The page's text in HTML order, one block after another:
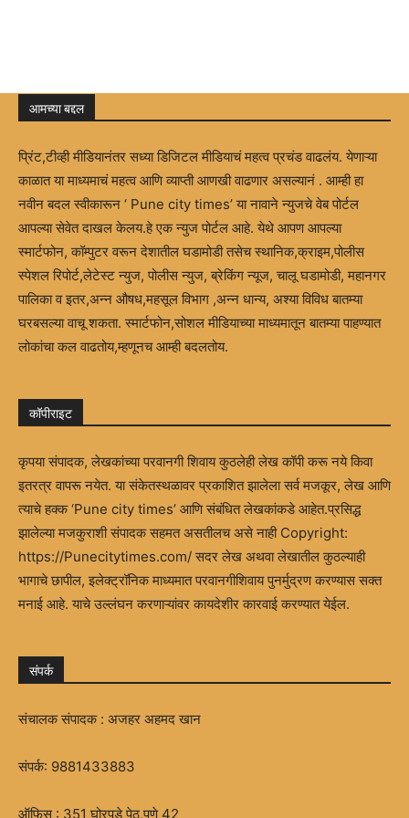
आमच्या बद्दल
प्रिंट,टीव्ही मीडियानंतर सध्या डिजिटल मीडियाचं महत्व प्रचंड वाढलंय. येणाऱ्या
काळात या माध्यमाचं महत्व आणि व्याप्ती आणखी वाढणार असल्यानं . आम्ही हा
नवीन बदल स्वीकारून ‘ Pune city times’ या नावाने न्युजचे वेब पोर्टल
आपल्या सेवेत दाखल केलय.हे एक न्युज पोर्टल आहे. येथे आपण आपल्या
स्मार्टफोन, कॉम्पुटर वरून देशातील घडामोडी तसेच स्थानिक,क्राइम,पोलीस
स्पेशल रिपोर्ट,लेटेस्ट न्युज, पोलीस न्युज, ब्रेकिंग न्यूज, चालू घडामोडी, महानगर
पालिका व इतर,अन्न औषध,महसूल विभाग ,अन्न धान्य, अश्या विविध बातम्या
घरबसल्या वाचू शकता. स्मार्टफोन,सोशल मीडियाच्या माध्यमातून बातम्या पाहण्यात
लोकांचा कल वाढतोय,म्हणूनच आम्ही बदलतोय.
कॉपीराइट
कृपया संपादक, लेखकांच्या परवानगी शिवाय कुठलेही लेख कॉपी करू नये किवा
इतरत्र वापरू नयेत. या संकेतस्थळावर प्रकाशित झालेला सर्व मजकूर, लेख आणि
त्याचे हक्क ‘Pune city times’ आणि संबंधित लेखकांकडे आहेत.प्रसिद्ध
झालेल्या मजकुराशी संपादक सहमत असतीलच असे नाही Copyright:
https://Punecitytimes.com/ सदर लेख अथवा लेखातील कुठल्याही
भागाचे छापील, इलेक्ट्रॉनिक माध्यमात परवानगीशिवाय पुनर्मुद्रण करण्यास सक्त
मनाई आहे. याचे उल्लंघन करणाऱ्यांवर कायदेशीर कारवाई करण्यात येईल.
संपर्क
संचालक संपादक : अजहर अहमद खान
संपर्क: 9881433883
ऑफिस : 351 घोरपडे पेठ,पुणे 42